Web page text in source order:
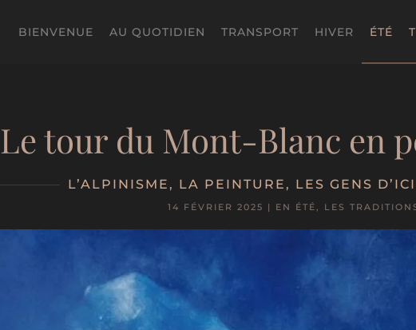
BIENVENUE AU QUOTIDIEN TRANSPORT HIVER ÉTÉ
Le tour du Mont-Blanc en
L’ALPINISME , LA PEINTURE , LES GENS D’ICI
14 FÉVRIER 2025 | EN ÉTÉ, LES